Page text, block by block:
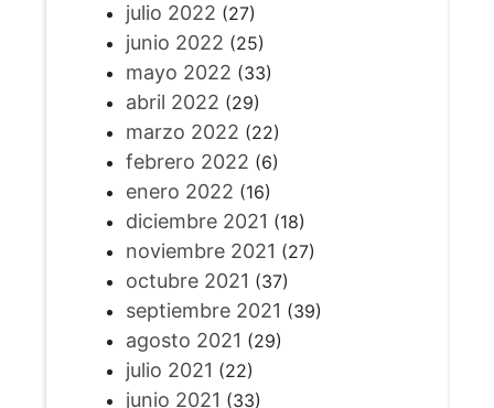
julio 2022 (27)
junio 2022 (25)
mayo 2022 (33)
abril 2022 (29)
marzo 2022 (22)
febrero 2022 (6)
enero 2022 (16)
diciembre 2021 (18)
noviembre 2021 (27)
octubre 2021 (37)
septiembre 2021 (39)
agosto 2021 (29)
julio 2021 (22)
junio 2021 (33)